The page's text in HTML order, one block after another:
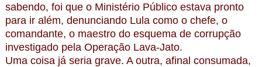
sabendo, foi que o Ministério Público estava pronto
para ir além, denunciando Lula como o chefe, o
comandante, o maestro do esquema de corrupção
investigado pela Operação Lava-Jato.
Uma coisa já seria grave. A outra, afinal consumada,